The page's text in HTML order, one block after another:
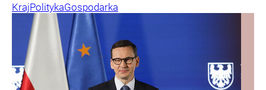
KrajPolitykaGospodarka